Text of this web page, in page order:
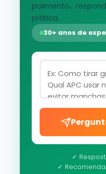
polimento...
prática.
30+ anos de
✓
✓